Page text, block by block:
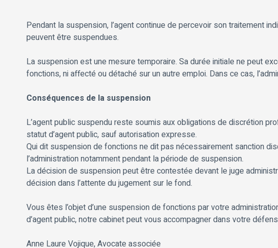
Pendant la suspension, l’agent continue de percevoir son traitement
peuvent être suspendues.
La suspension est une mesure temporaire. Sa durée initiale ne peut
fonctions, ni affecté ou détaché sur un autre emploi. Dans ce cas,
Conséquences de la suspension
L’agent public suspendu reste soumis aux obligations de discrétion
statut d’agent public, sauf autorisation expresse.
Qui dit suspension de fonctions ne dit pas nécessairement sanction
l’administration notamment pendant la période de suspension.
La décision de suspension peut être contestée devant le juge
décision dans l’attente du jugement sur le fond.
Vous êtes l’objet d’une suspension de fonctions par votre
d’agent public, notre cabinet peut vous accompagner dans votre
Anne Laure Vojique, Avocate associée